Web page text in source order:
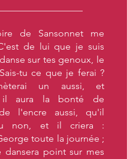
de Sansonnet me
de lui que je suis
sur tes genoux, le
tu ce que je ferai ?
un aussi, et
il aura la bonté de
l'encre aussi, qu'il
non, et il criera :
toute la journée ;
dansera point sur mes